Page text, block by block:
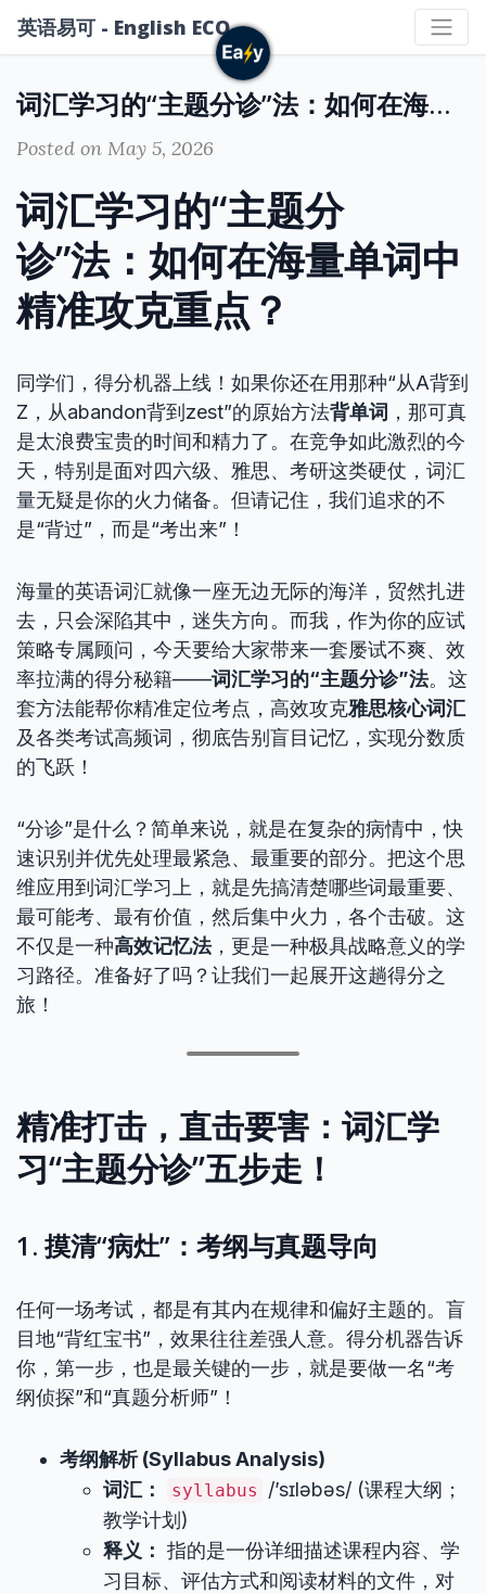
英语易可 - English ECO
词汇学习的“主题分诊”法：如何在海量单词中精准攻克重点？
Posted on May 5, 2026
词汇学习的“主题分
诊”法：如何在海量单词中
精准攻克重点？
同学们，得分机器上线！如果你还在用那种“从A背到
Z，从abandon背到zest”的原始方法背单词 ，那可真
是太浪费宝贵的时间和精力了。在竞争如此激烈的今
天，特别是面对四六级、雅思、考研这类硬仗，词汇
量无疑是你的火力储备。但请记住，我们追求的不
是“背过”，而是“考出来”！
海量的英语词汇就像一座无边无际的海洋，贸然扎进
去，只会深陷其中，迷失方向。而我，作为你的应试
策略专属顾问，今天要给大家带来一套屡试不爽、效
率拉满的得分秘籍——词汇学习的“主题分诊”法。这
套方法能帮你精准定位考点，高效攻克雅思核心词汇
及各类考试高频词，彻底告别盲目记忆，实现分数质
的飞跃！
“分诊”是什么？简单来说，就是在复杂的病情中，快
速识别并优先处理最紧急、最重要的部分。把这个思
维应用到词汇学习上，就是先搞清楚哪些词最重要、
最可能考、最有价值，然后集中火力，各个击破。这
不仅是一种高效记忆法，更是一种极具战略意义的学
习路径。准备好了吗？让我们一起展开这趟得分之
旅！
精准打击，直击要害：词汇学
习“主题分诊”五步走！
1. 摸清“病灶”：考纲与真题导向
任何一场考试，都是有其内在规律和偏好主题的。盲
目地“背红宝书”，效果往往差强人意。得分机器告诉
你，第一步，也是最关键的一步，就是要做一名“考
纲侦探”和“真题分析师”！
考纲解析 (Syllabus Analysis)
词汇：
syllabus
/’sɪləbəs/ (课程大纲；
教学计划)
释义： 指的是一份详细描述课程内容、学
习目标、评估方式和阅读材料的文件，对